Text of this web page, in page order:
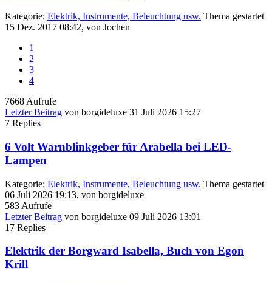
Kategorie: Elektrik, Instrumente, Beleuchtung usw. Thema gestartet
15 Dez. 2017 08:42, von Jochen
1
2
3
4
7668 Aufrufe
Letzter Beitrag von borgideluxe 31 Juli 2026 15:27
7 Replies
6 Volt Warnblinkgeber für Arabella bei LED-
Lampen
Kategorie: Elektrik, Instrumente, Beleuchtung usw. Thema gestartet
06 Juli 2026 19:13, von borgideluxe
583 Aufrufe
Letzter Beitrag von borgideluxe 09 Juli 2026 13:01
17 Replies
Elektrik der Borgward Isabella, Buch von Egon
Krill